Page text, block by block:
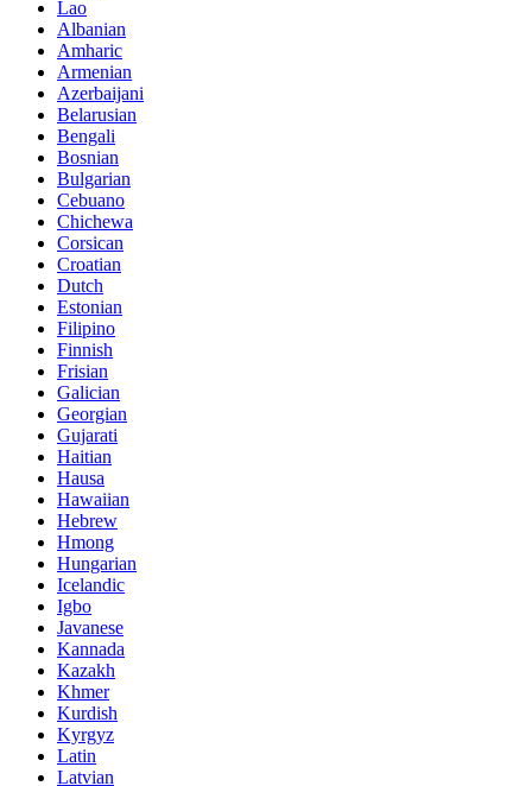
Lao
Albanian
Amharic
Armenian
Azerbaijani
Belarusian
Bengali
Bosnian
Bulgarian
Cebuano
Chichewa
Corsican
Croatian
Dutch
Estonian
Filipino
Finnish
Frisian
Galician
Georgian
Gujarati
Haitian
Hausa
Hawaiian
Hebrew
Hmong
Hungarian
Icelandic
Igbo
Javanese
Kannada
Kazakh
Khmer
Kurdish
Kyrgyz
Latin
Latvian